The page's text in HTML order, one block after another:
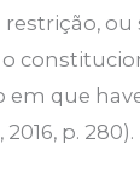
ou
em que
p. 280).